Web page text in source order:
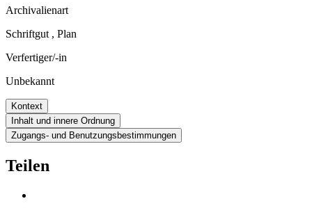
Archivalienart
Schriftgut , Plan
Verfertiger/-in
Unbekannt
Kontext
Inhalt und innere Ordnung
Zugangs- und Benutzungsbestimmungen
Teilen